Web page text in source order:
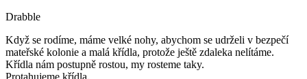
Drabble
Když se rodíme, máme velké nohy, abychom se udrželi v bezpečí
mateřské kolonie a malá křídla, protože ještě zdaleka nelítáme.
Křídla nám postupně rostou, my rosteme taky.
Protahujeme křídla.